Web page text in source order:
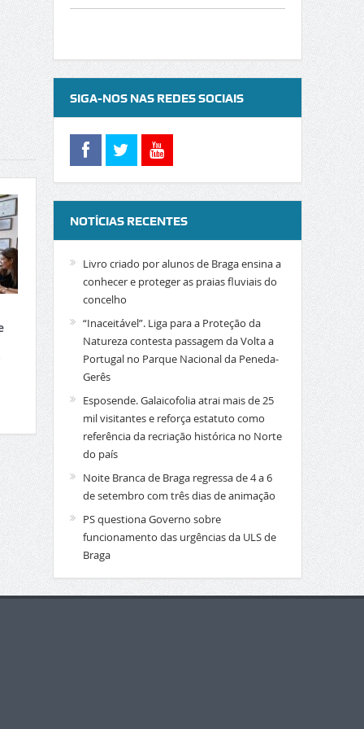
SIGA-NOS NAS REDES SOCIAIS
NOTÍCIAS RECENTES
Livro criado por alunos de Braga ensina a
conhecer e proteger as praias fluviais do
concelho
“Inaceitável”. Liga para a Proteção da
Natureza contesta passagem da Volta a
Portugal no Parque Nacional da Peneda-
Gerês
Esposende. Galaicofolia atrai mais de 25
mil visitantes e reforça estatuto como
referência da recriação histórica no Norte
do país
Noite Branca de Braga regressa de 4 a 6
de setembro com três dias de animação
PS questiona Governo sobre
funcionamento das urgências da ULS de
Braga